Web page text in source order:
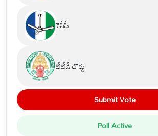
వైసీపీ
టీటీడీ బోర్డు
Submit Vote
Poll Active